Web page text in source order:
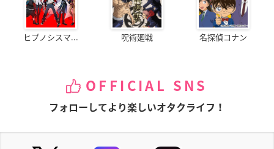
ヒプノシスマ... 呪術廻戦 名探偵コナン
OFFICIAL SNS
フォローしてより楽しいオタクライフ！